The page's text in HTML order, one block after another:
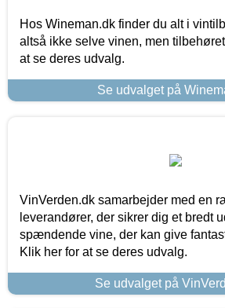
Hos Wineman.dk finder du alt i
altså ikke selve vinen, men
at se deres udvalg.
Se udvalget på
VinVerden.dk samarbejder med en
leverandører, der sikrer dig et bredt
spændende vine, der kan give
Klik her for at se deres udvalg.
Se udvalget på